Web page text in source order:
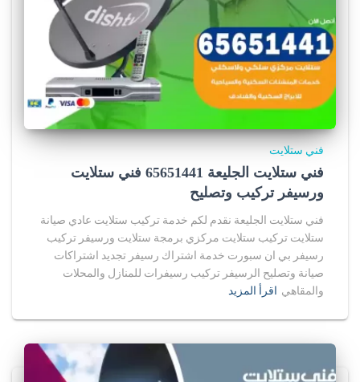
فني ستلايت
فني ستلايت الجليعة 65651441 فني ستلايت
ورسيفر تركيب وتصليح
فني ستلايت الجليعة نقدم لكم خدمة تركيب ستلايت عادي صيانة
ستلايت تركيب ستلايت مركزي برمجة ستلايت ورسيفر تركيب
رسيفر بي ان سبورت خدمة اشتراك رسيفر تجديد اشتراكات
صيانة وتصليح الرسيفر تركيب رسيفرات للمنازل والمحلات
والمقاهي اقرأ المزيد